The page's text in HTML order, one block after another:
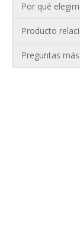
Por qué
Producto
Preguntas